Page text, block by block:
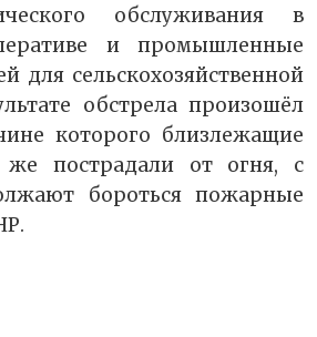
обслуживания в
и промышленные
для сельскохозяйственной
обстрела произошёл
которого близлежащие
же пострадали от огня, с
бороться пожарные